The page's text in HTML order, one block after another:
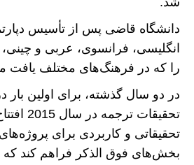
دانشگاه قاضی پس از تأسیس
انگلیسی، فرانسوی، عربی و
را که در فرهنگ‌های مختلف یافت
در دو سال گذشته، برای اولین بار
تحقیقاتی و کاربردی برای
بخش‌های فوق الذکر فراهم کند که